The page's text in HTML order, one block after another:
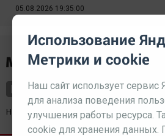
05.08.2026 19:35:00
Наш партнерkurorty-sochi.ru
Использование
Метрики и cookie
Наш сайт использует сервис
для анализа поведения
улучшения работы ресурса.
cookie для хранения данных.